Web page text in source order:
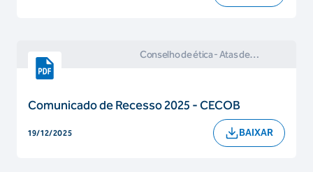
Conselho de ética- Atas de
Comunicado de Recesso 2025 - CECOB
19/12/2025 BAIXAR